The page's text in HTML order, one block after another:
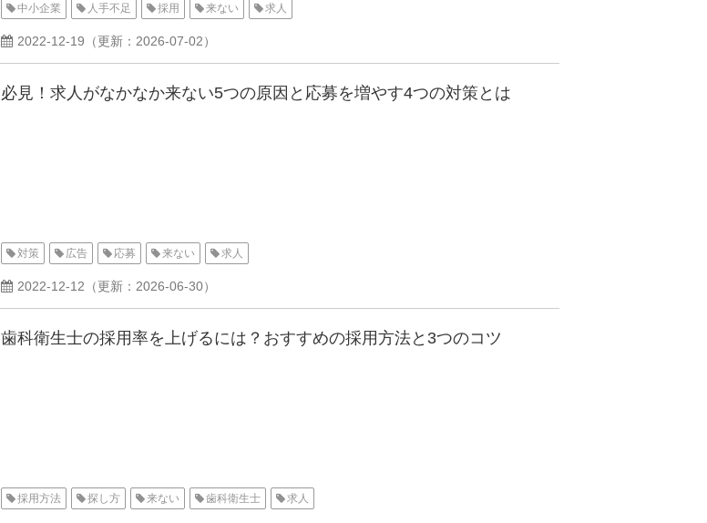
中小企業 人手不足 採用 来ない 求人
2022-12-19 （更新： 2026-07-02）
必見！求人がなかなか来ない5つの原因と応募を増やす4つの対策とは
対策 広告 応募 来ない 求人
2022-12-12 （更新： 2026-06-30）
歯科衛生士の採用率を上げるには？おすすめの採用方法と3つのコツ
採用方法 探し方 来ない 歯科衛生士 求人